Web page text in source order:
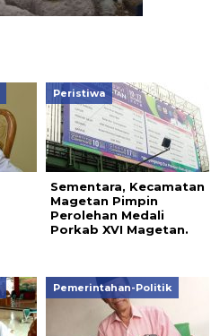
Peristiwa
Sementara, Kecamatan
Magetan Pimpin
Perolehan Medali
Porkab XVI Magetan.
Pemerintahan-Politik